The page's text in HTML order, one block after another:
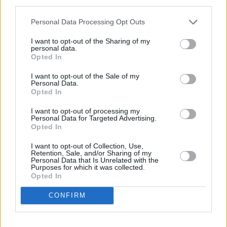
Personal Data Processing Opt Outs
I want to opt-out of the Sharing of my
personal data.
Opted In
I want to opt-out of the Sale of my
Personal Data.
Opted In
I want to opt-out of processing my
Personal Data for Targeted Advertising.
Opted In
I want to opt-out of Collection, Use,
Retention, Sale, and/or Sharing of my
Personal Data that Is Unrelated with the
Purposes for which it was collected.
Opted In
CONFIRM
το έγκλημα στη ΛΑΡΚΟ
Εγγραφείτε στο Newsletter μας
Οι σημαντικότερες ειδήσεις της ημέρας στο email
σου